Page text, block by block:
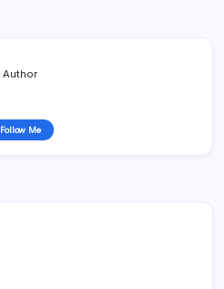
Author
Follow Me